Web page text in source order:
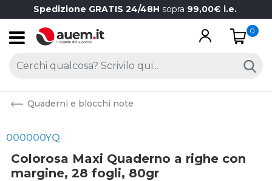
Spedizione GRATIS 24/48H sopra 99,00€ i.e.
Open
0
Quaderni e blocchi note
000000YQ
Colorosa Maxi Quaderno a righe con
margine, 28 fogli, 80gr